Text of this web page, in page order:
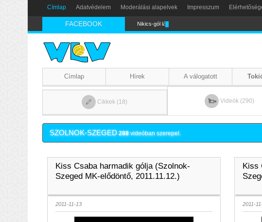
Címlap Adatvédelem Moderálási alapelvek Impresszum
FACEBOOK Nikics-gól lábbal
Címlap Hírek A válogatott
Cikkek (18) Videók (290)
SZOLNOK-SZEGED 288videóban szerepel.
Kiss Csaba harmadik gólja (Szolnok-
Szeged MK-elődöntő, 2011.11.12.)
2011-11-13
Kiss
2011-